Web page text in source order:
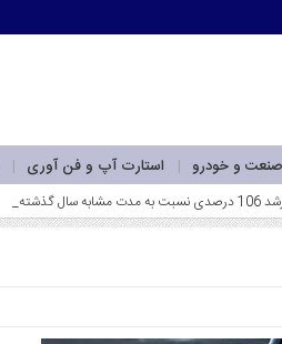
صنعت و خودرو استارت آپ و فن آوری